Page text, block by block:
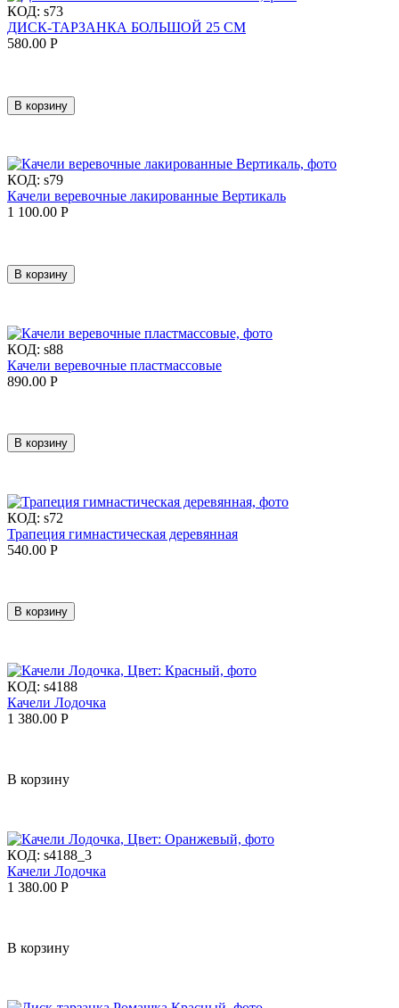
КОД: s73
ДИСК-ТАРЗАНКА БОЛЬШОЙ 25 СМ
580.00 Р
В корзину
КОД: s79
Качели веревочные лакированные Вертикаль
1 100.00 Р
В корзину
КОД: s88
Качели веревочные пластмассовые
890.00 Р
В корзину
КОД: s72
Трапеция гимнастическая деревянная
540.00 Р
В корзину
КОД: s4188
Качели Лодочка
1 380.00 Р
В корзину
КОД: s4188_3
Качели Лодочка
1 380.00 Р
В корзину